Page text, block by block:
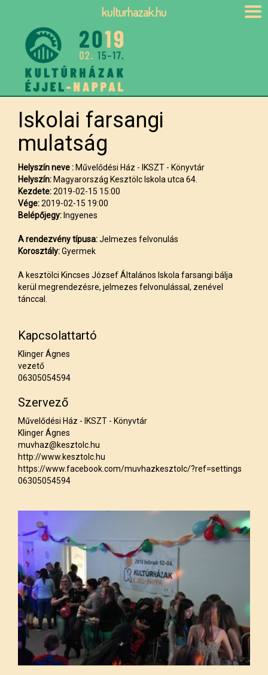
Iskolai farsangi
mulatság
Helyszín neve : Művelődési Ház - IKSZT - Könyvtár
Helyszín: Magyarország Kesztölc Iskola utca 64.
Kezdete:2019-02-15 15:00
Vége:2019-02-15 19:00
Belépőjegy: Ingyenes
A rendezvény típusa:Jelmezes felvonulás
Korosztály:Gyermek
A kesztölci Kincses József Általános Iskola farsangi bálja
kerül megrendezésre, jelmezes felvonulással, zenével
tánccal.
Kapcsolattartó
Klinger Ágnes
vezető
06305054594
Szervező
Művelődési Ház - IKSZT - Könyvtár
Klinger Ágnes
muvhaz@kesztolc.hu
http://www.kesztolc.hu
https://www.facebook.com/muvhazkesztolc/?ref=settings
06305054594
kulturhazak.hu